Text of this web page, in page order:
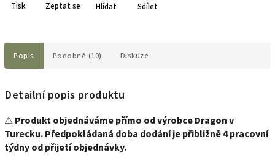
Tisk Zeptat se Hlídat Sdílet
Popis Podobné (10) Diskuze
Detailní popis produktu
⚠Produkt objednáváme přímo od výrobce Dragon v
Turecku. Předpokládaná doba dodání je přibližně 4 pracovní
týdny od přijetí objednávky.